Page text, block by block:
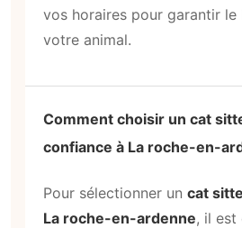
vos horaires pour garantir
votre animal.
Comment choisir un cat
confiance à La roche-en-
Pour sélectionner un cat
La roche-en-ardenne, il est